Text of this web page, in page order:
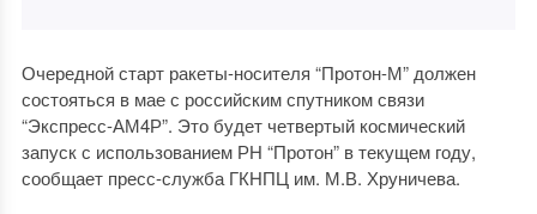
Очередной старт ракеты-носителя “Протон-М” должен
состояться в мае с российским спутником связи
“Экспресс-АМ4Р”. Это будет четвертый космический
запуск с использованием РН “Протон” в текущем году,
сообщает пресс-служба ГКНПЦ им. М.В. Хруничева.